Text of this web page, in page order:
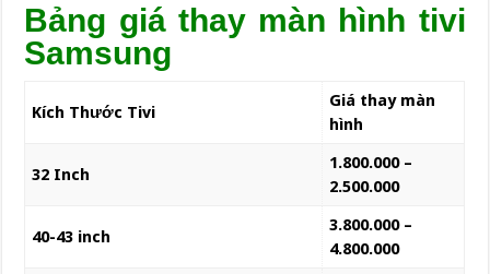
Bảng giá thay màn hình tivi
Samsung
Kích Thước Tivi
Giá thay màn
hình
32 Inch
1.800.000 –
2.500.000
40-43 inch
3.800.000 –
4.800.000